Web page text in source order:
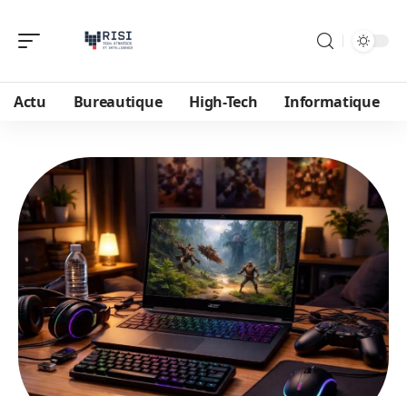
Actu Bureautique High-Tech Informatique